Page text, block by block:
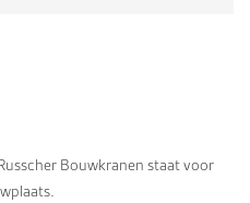
Bouwkranen staat voor